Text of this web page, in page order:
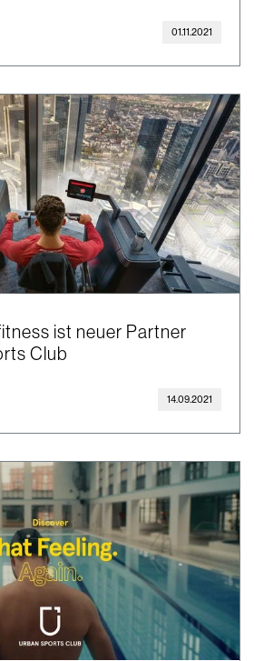
01.11.2021
ist neuer Partner
Club
14.09.2021